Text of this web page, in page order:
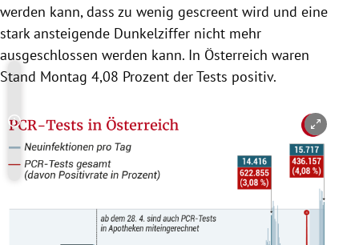
werden kann, dass zu wenig gescreent wird und eine
stark ansteigende Dunkelziffer nicht mehr
ausgeschlossen werden kann. In Österreich waren
Stand Montag 4,08 Prozent der Tests positiv.
Copyright-Hinweis öffnen/schließen